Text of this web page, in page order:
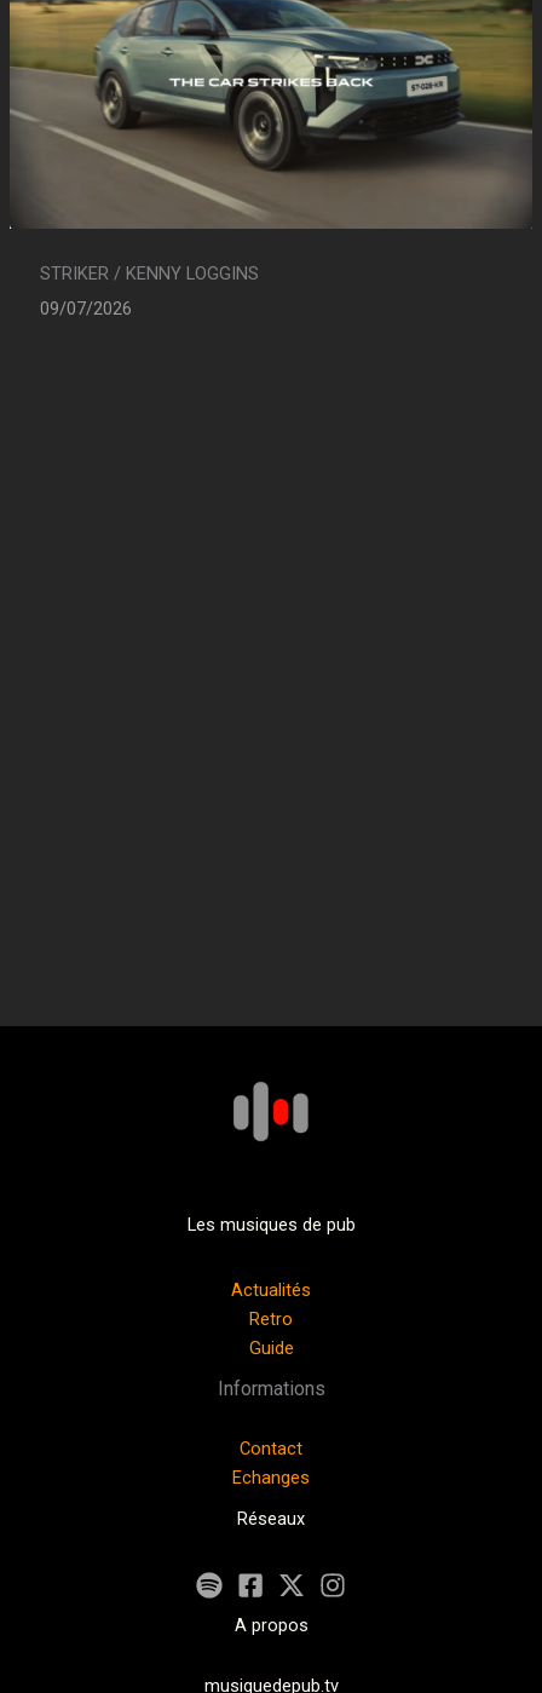
STRIKER / KENNY LOGGINS
09/07/2026
Les musiques de pub
Actualités
Retro
Guide
Informations
Contact
Echanges
Réseaux
A propos
musiquedepub.tv